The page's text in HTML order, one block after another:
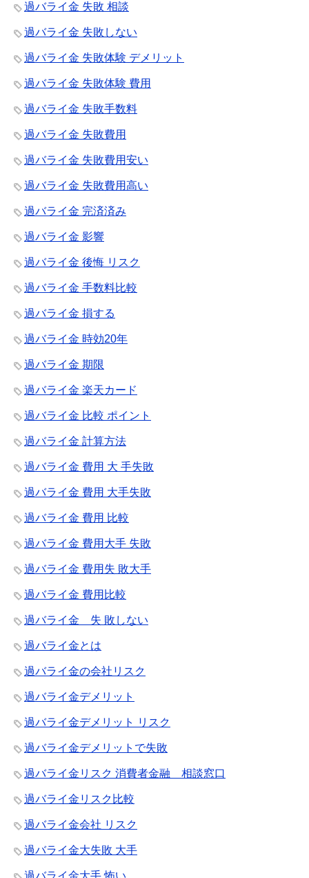
過バライ金 失敗 相談
過バライ金 失敗しない
過バライ金 失敗体験 デメリット
過バライ金 失敗体験 費用
過バライ金 失敗手数料
過バライ金 失敗費用
過バライ金 失敗費用安い
過バライ金 失敗費用高い
過バライ金 完済済み
過バライ金 影響
過バライ金 後悔 リスク
過バライ金 手数料比較
過バライ金 損する
過バライ金 時効20年
過バライ金 期限
過バライ金 楽天カード
過バライ金 比較 ポイント
過バライ金 計算方法
過バライ金 費用 大 手失敗
過バライ金 費用 大手失敗
過バライ金 費用 比較
過バライ金 費用大手 失敗
過バライ金 費用失 敗大手
過バライ金 費用比較
過バライ金 失 敗しない
過バライ金とは
過バライ金の会社リスク
過バライ金デメリット
過バライ金デメリット リスク
過バライ金デメリットで失敗
過バライ金リスク 消費者金融 相談窓口
過バライ金リスク比較
過バライ金会社 リスク
過バライ金大失敗 大手